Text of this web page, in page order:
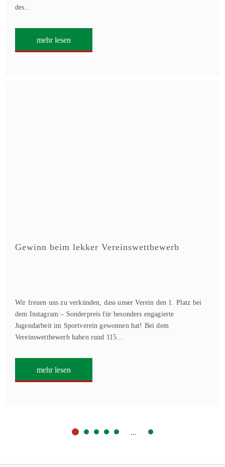
des…
mehr lesen
Gewinn beim lekker Vereinswettbewerb
Wir freuen uns zu verkünden, dass unser Verein den 1. Platz bei
dem Instagram – Sonderpreis für besonders engagierte
Jugendarbeit im Sportverein gewonnen hat! Bei dem
Vereinswettbewerb haben rund 115…
mehr lesen
...